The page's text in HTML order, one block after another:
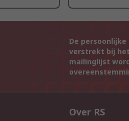
De persoonlijke
verstrekt bij
mailinglijst
Over RS